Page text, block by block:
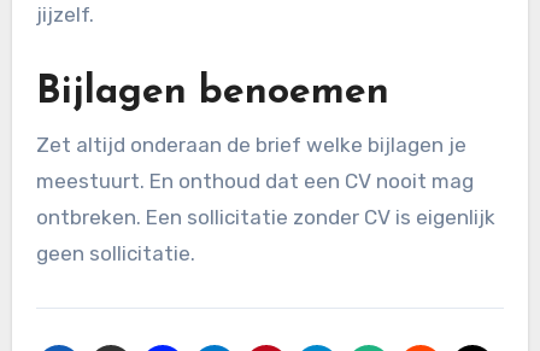
jijzelf.
Bijlagen benoemen
Zet altijd onderaan de brief welke bijlagen je
meestuurt. En onthoud dat een CV nooit mag
ontbreken. Een sollicitatie zonder CV is eigenlijk
geen sollicitatie.